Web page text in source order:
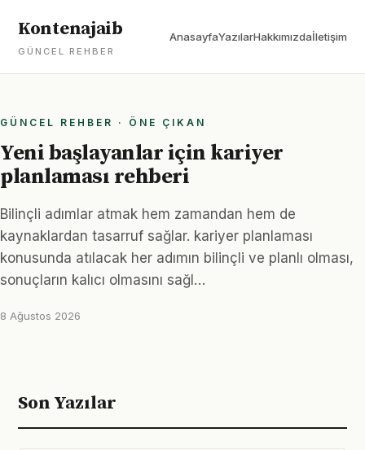
Kontenajaib
GÜNCEL REHBER
AnasayfaYazılarHakkımızdaİletişim
GÜNCEL REHBER · ÖNE ÇIKAN
Yeni başlayanlar için kariyer
planlaması rehberi
Bilinçli adımlar atmak hem zamandan hem de
kaynaklardan tasarruf sağlar. kariyer planlaması
konusunda atılacak her adımın bilinçli ve planlı olması,
sonuçların kalıcı olmasını sağl…
8 Ağustos 2026
Son Yazılar